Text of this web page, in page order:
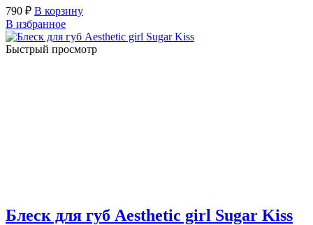
790 ₽ В корзину
В избранное
Быстрый просмотр
Блеск для губ Aesthetic girl Sugar Kiss